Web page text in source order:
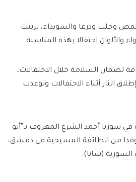
وحلب ودرعا والسويداء، تزينت
والألوان احتفالا بهذه المناسبة.
لضمان السلامة خلال الاحتفالات،
النار أثناء الاحتفالات وتوعدت
في سوريا أحمد الشرع المعروف بـ”أبو
وفدا من الطائفة المسيحية في دمشق،
السورية (سانا).